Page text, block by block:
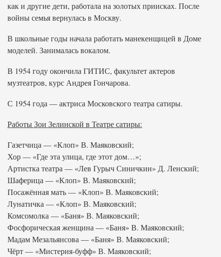
как и другие дети, работала на золотых приисках. После
войны семья вернулась в Москву.
В школьные годы начала работать манекенщицей в Доме
моделей. Занималась вокалом.
В 1954 году окончила ГИТИС, факультет актеров
музтеатров, курс Андрея Гончарова.
С 1954 года — актриса Московского театра сатиры.
Работы Зои Зелинской в Театре сатиры:
Газетчица — «Клоп» В. Маяковский;
Хор — «Где эта улица, где этот дом…»;
Артистка театра — «Лев Гурыч Синичкин» Д. Ленский;
Шаферица — «Клоп» В. Маяковский;
Посажённая мать — «Клоп» В. Маяковский;
Лунатичка — «Клоп» В. Маяковский;
Комсомолка — «Баня» В. Маяковский;
Фосфорическая женщина — «Баня» В. Маяковский;
Мадам Мезальянсова — «Баня» В. Маяковский;
Чёрт — «Мистерия-буфф» В. Маяковский;